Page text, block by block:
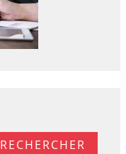
RECHERCHER